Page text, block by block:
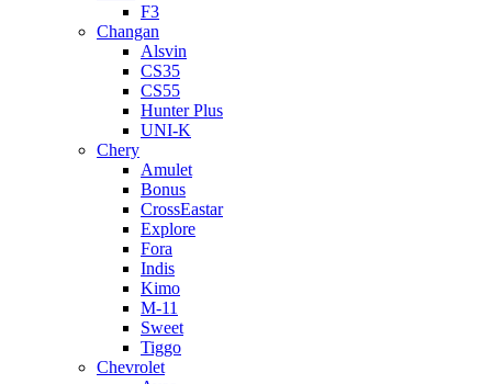
F3
Changan
Alsvin
CS35
CS55
Hunter Plus
UNI-K
Chery
Amulet
Bonus
CrossEastar
Explore
Fora
Indis
Kimo
M-11
Sweet
Tiggo
Chevrolet